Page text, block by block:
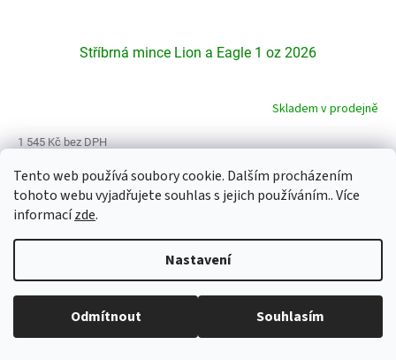
Tento web používá soubory cookie. Dalším procházením
tohoto webu vyjadřujete souhlas s jejich používáním.. Více
informacízde.
Nastavení
Odmítnout Souhlasím
Běžná otevírací doba: Pondělí: 8:30 - 16:00 Úterý: 9:00 -17:00 Středa: 8:30
Stříbrná mince Lion a Eagle 1 oz 2026
Skladem v prodejně
1 545 Kč bez DPH
Měrná
cena:
60,12 Kč / 1 g
Do košíku
DPH 21%